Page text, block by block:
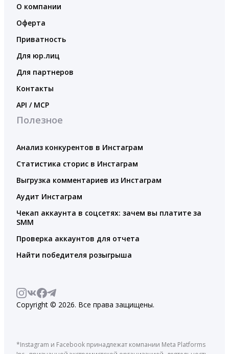
О компании
Оферта
Приватность
Для юр.лиц
Для партнеров
Контакты
API / MCP
Полезное
Анализ конкурентов в Инстаграм
Статистика сторис в Инстаграм
Выгрузка комментариев из Инстаграм
Аудит Инстаграм
Чекап аккаунта в соцсетях: зачем вы платите за
SMM
Проверка аккаунтов для отчета
Найти победителя розыгрыша
Copyright © 2026. Все права защищены.
*Instagram и Facebook принадлежат компании Meta Platforms